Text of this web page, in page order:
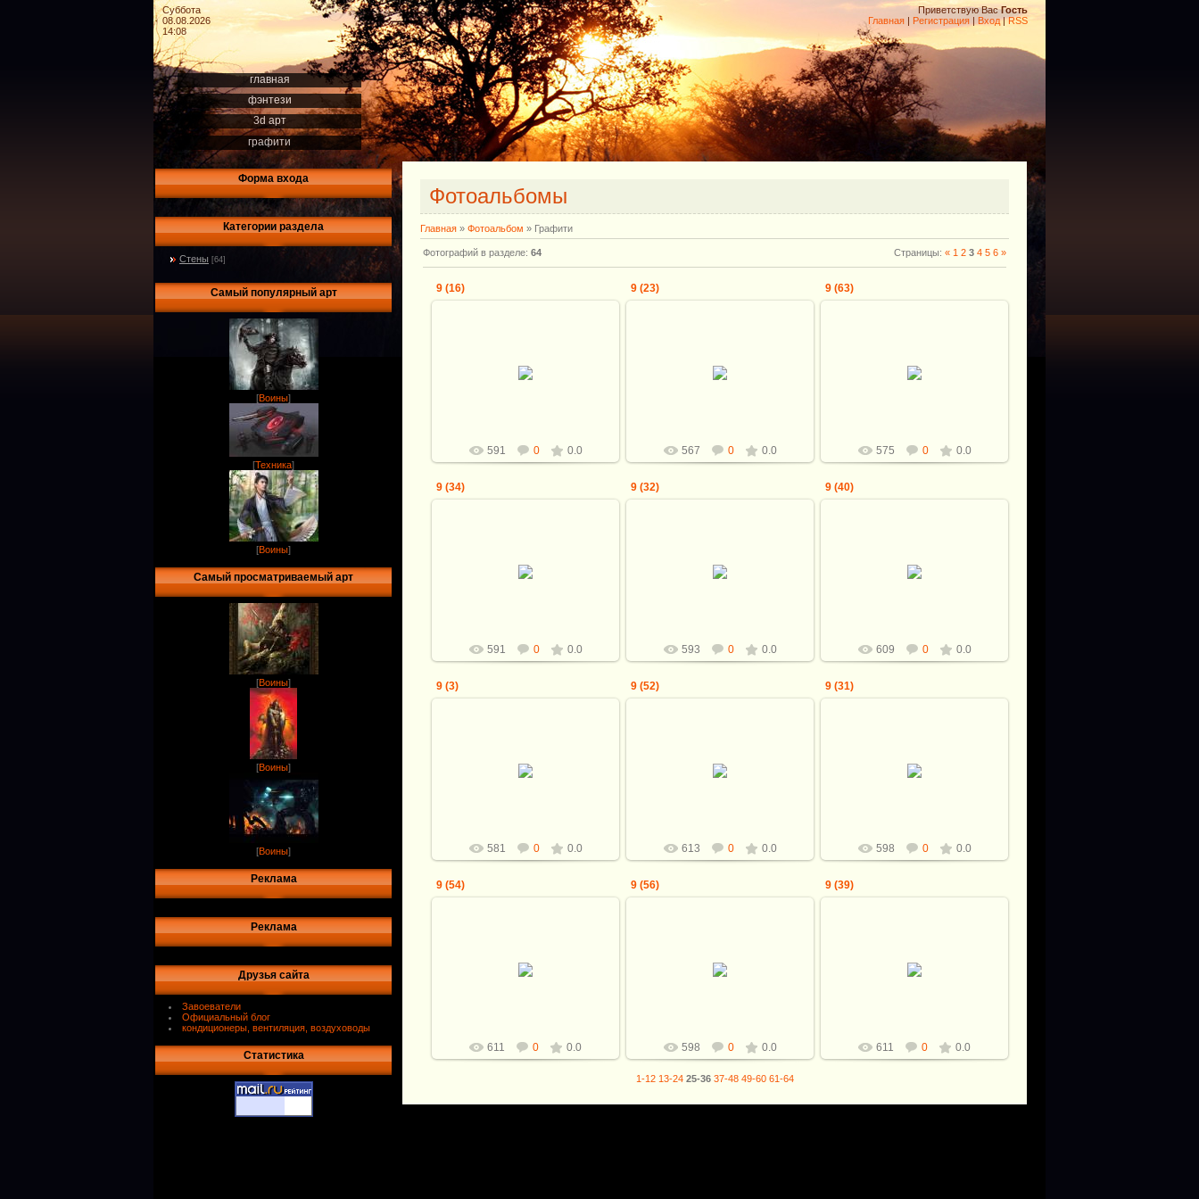
Суббота
08.08.2026
14:08
Приветствую Вас Гость
Главная | Регистрация | Вход|RSS
главная
фэнтези
3d арт
графити
Форма входа
Категории раздела
Стены [64]
Самый популярный арт
[Воины]
[Техника]
[Воины]
Самый просматриваемый арт
[Воины]
[Воины]
[Воины]
Реклама
Реклама
Друзья сайта
Завоеватели
Официальный блог
кондиционеры, вентиляция, воздуховоды
Статистика
Фотоальбомы
Главная » Фотоальбом » Графити
Фотографий в разделе: 64 Страницы: « 1 2 3 4 5 6 »
9 (16)
591 0 0.0
9 (23)
567 0 0.0
9 (63)
575 0 0.0
9 (34)
591 0 0.0
9 (32)
593 0 0.0
9 (40)
609 0 0.0
9 (3)
581 0 0.0
9 (52)
613 0 0.0
9 (31)
598 0 0.0
9 (54)
611 0 0.0
9 (56)
598 0 0.0
9 (39)
611 0 0.0
1-12 13-24 25-36 37-48 49-60 61-64